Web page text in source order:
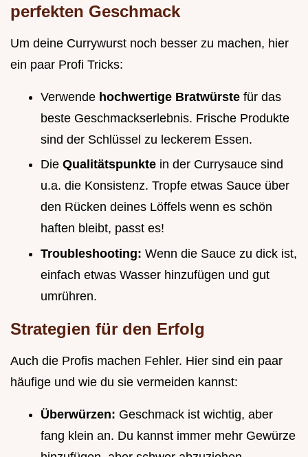
perfekten Geschmack
Um deine Currywurst noch besser zu machen, hier
ein paar Profi Tricks:
Verwende hochwertige Bratwürste für das
beste Geschmackserlebnis. Frische Produkte
sind der Schlüssel zu leckerem Essen.
Die Qualitätspunkte in der Currysauce sind
u.a. die Konsistenz. Tropfe etwas Sauce über
den Rücken deines Löffels wenn es schön
haften bleibt, passt es!
Troubleshooting: Wenn die Sauce zu dick ist,
einfach etwas Wasser hinzufügen und gut
umrühren.
Strategien für den Erfolg
Auch die Profis machen Fehler. Hier sind ein paar
häufige und wie du sie vermeiden kannst:
Überwürzen: Geschmack ist wichtig, aber
fang klein an. Du kannst immer mehr Gewürze